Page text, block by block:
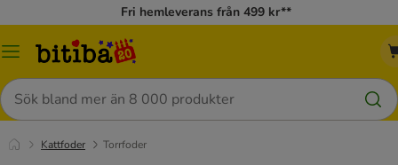
Fri hemleverans från 499 kr**
Meny
Sök
Kattfoder Torrfoder